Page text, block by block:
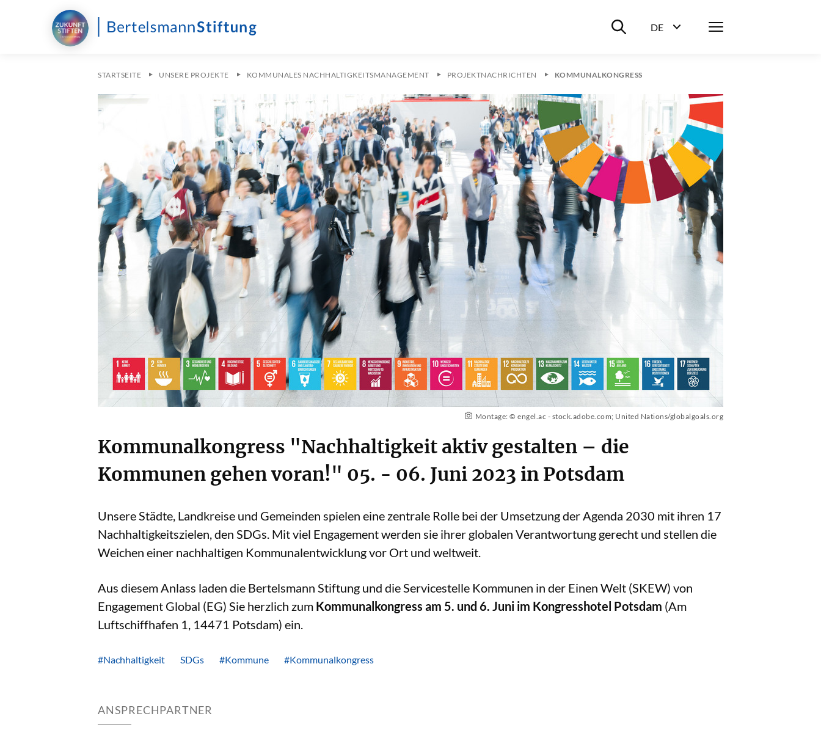
Suche ein-/ausblenden
DE
Menü
STARTSEITE UNSERE PROJEKTE KOMMUNALES NACHHALTIGKEITSMANAGEMENT PROJEKTNACHRICHTEN KOMMUNALKONGRESS
Montage: © engel.ac - stock.adobe.com; United Nations/globalgoals.org
Kommunalkongress "Nachhaltigkeit aktiv gestalten – die
Kommunen gehen voran!" 05. - 06. Juni 2023 in Potsdam
Unsere Städte, Landkreise und Gemeinden spielen eine zentrale Rolle bei der Umsetzung der Agenda 2030 mit ihren 17
Nachhaltigkeitszielen, den SDGs. Mit viel Engagement werden sie ihrer globalen Verantwortung gerecht und stellen die
Weichen einer nachhaltigen Kommunalentwicklung vor Ort und weltweit.
Aus diesem Anlass laden die Bertelsmann Stiftung und die Servicestelle Kommunen in der Einen Welt (SKEW) von
Engagement Global (EG) Sie herzlich zum Kommunalkongress am 5. und 6. Juni im Kongresshotel Potsdam (Am
Luftschiffhafen 1, 14471 Potsdam) ein.
#Nachhaltigkeit SDGs #Kommune #Kommunalkongress
ANSPRECHPARTNER